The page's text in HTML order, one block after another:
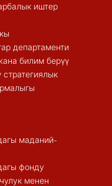
иштер
департаменти
билим берүү
стратегиялык
маданий-
фонду
менен